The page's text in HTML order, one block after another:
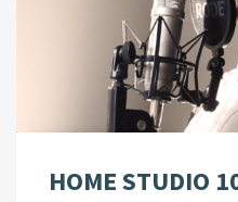
HOME STUDIO